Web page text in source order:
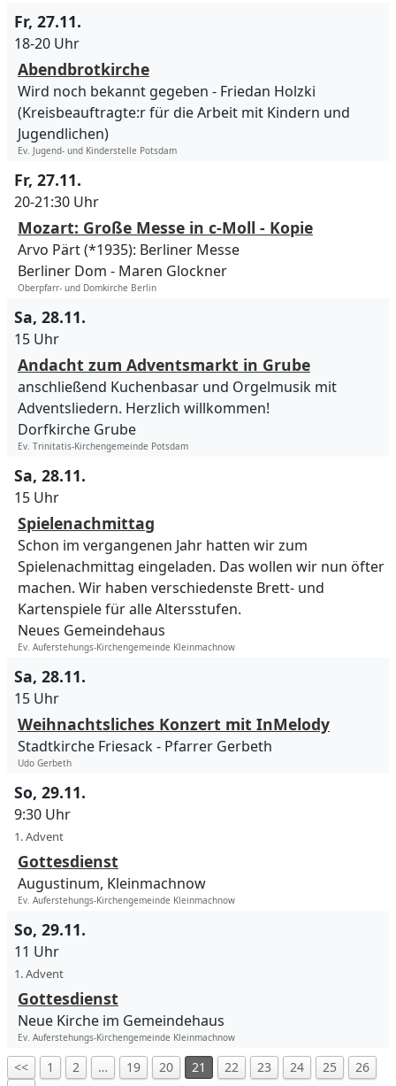
Fr, 27.11.
18-20 Uhr
Abendbrotkirche
Wird noch bekannt gegeben
Friedan Holzki
(Kreisbeauftragte:r für die Arbeit mit Kindern und
Jugendlichen)
Ev. Jugend- und Kinderstelle Potsdam
Fr, 27.11.
20-21:30 Uhr
Mozart: Große Messe in c-Moll - Kopie
Arvo Pärt (*1935): Berliner Messe
Berliner Dom
Maren Glockner
Oberpfarr- und Domkirche Berlin
Sa, 28.11.
15 Uhr
Andacht zum Adventsmarkt in Grube
anschließend Kuchenbasar und Orgelmusik mit
Adventsliedern. Herzlich willkommen!
Dorfkirche Grube
Ev. Trinitatis-Kirchengemeinde Potsdam
Sa, 28.11.
15 Uhr
Spielenachmittag
Schon im vergangenen Jahr hatten wir zum
Spielenachmittag eingeladen. Das wollen wir nun öfter
machen. Wir haben verschiedenste Brett- und
Kartenspiele für alle Altersstufen.
Neues Gemeindehaus
Ev. Auferstehungs-Kirchengemeinde Kleinmachnow
Sa, 28.11.
15 Uhr
Weihnachtsliches Konzert mit InMelody
Stadtkirche Friesack Pfarrer Gerbeth
Udo Gerbeth
So, 29.11.
9:30 Uhr
1. Advent
Gottesdienst
Augustinum, Kleinmachnow
Ev. Auferstehungs-Kirchengemeinde Kleinmachnow
So, 29.11.
11 Uhr
1. Advent
Gottesdienst
Neue Kirche im Gemeindehaus
Ev. Auferstehungs-Kirchengemeinde Kleinmachnow
<< 1 2 … 19 20 21 22 23 24 25
26